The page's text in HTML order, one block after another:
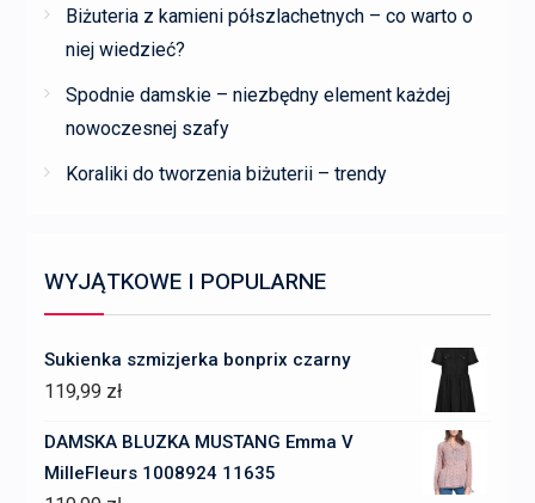
Biżuteria z kamieni półszlachetnych – co warto o
niej wiedzieć?
Spodnie damskie – niezbędny element każdej
nowoczesnej szafy
Koraliki do tworzenia biżuterii – trendy
WYJĄTKOWE I POPULARNE
Sukienka szmizjerka bonprix czarny
119,99 zł
DAMSKA BLUZKA MUSTANG Emma V
MilleFleurs 1008924 11635